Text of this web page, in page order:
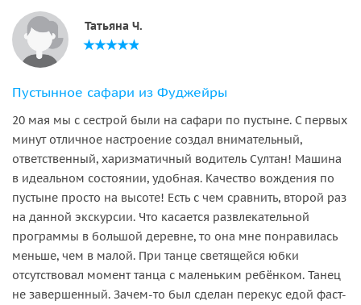
Татьяна Ч.
Пустынное сафари из Фуджейры
20 мая мы с сестрой были на сафари по пустыне. С первых
минут отличное настроение создал внимательный,
ответственный, харизматичный водитель Султан! Машина
в идеальном состоянии, удобная. Качество вождения по
пустыне просто на высоте! Есть с чем сравнить, второй раз
на данной экскурсии. Что касается развлекательной
программы в большой деревне, то она мне понравилась
меньше, чем в малой. При танце светящейся юбки
отсутствовал момент танца с маленьким ребёнком. Танец
не завершенный. Зачем-то был сделан перекус едой фаст-